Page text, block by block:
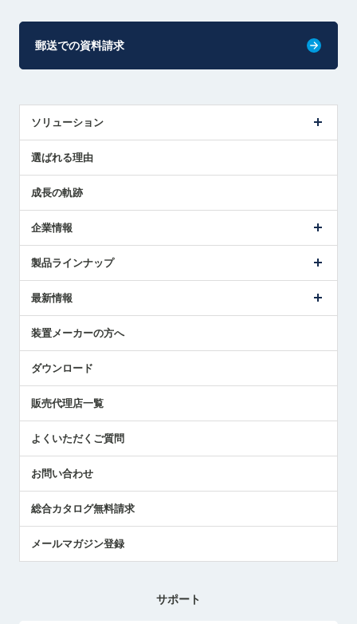
郵送での資料請求
ソリューション
解決策提案
選ばれる理由
成長の軌跡
企業情報
ごあいさつ
受賞履歴
採用情報
国/地域/言語
製品ラインナップ
ツールセッタ製品
エアマイクロセンサ製品
最新情報
メトロールの技術
社員ブログ
中小企業のBCP地震対策
センサのテクニカルガイド
社長ブログ
装置メーカーの方へ
ダウンロード
販売代理店一覧
よくいただくご質問
お問い合わせ
総合カタログ無料請求
メールマガジン登録
サポート